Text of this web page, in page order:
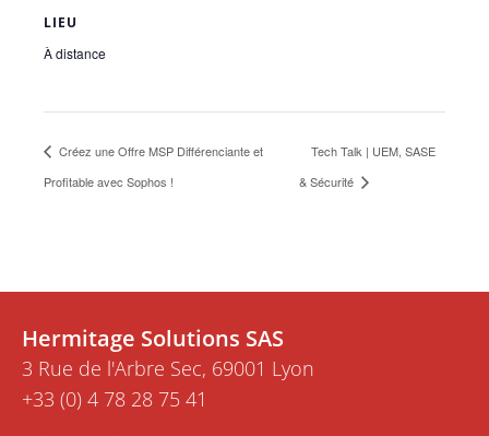
LIEU
À distance
Créez une Offre MSP Différenciante et
Profitable avec Sophos !
Tech Talk | UEM, SASE
& Sécurité
Hermitage Solutions SAS
3 Rue de l'Arbre Sec, 69001 Lyon
+33 (0) 4 78 28 75 41